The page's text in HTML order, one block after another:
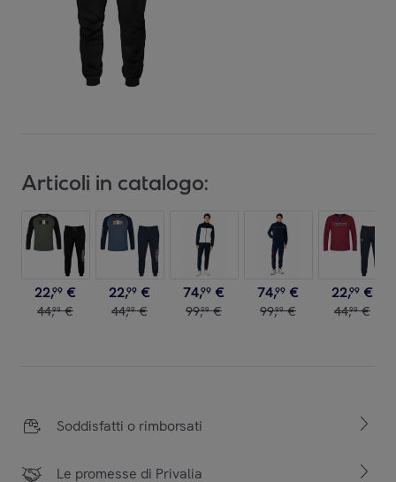
Articoli in catalogo:
22,99 €
44,99 €
22,99 €
44,99 €
74,99 €
99,99 €
74,99 €
99,99 €
22,99 €
44,99 €
Soddisfatti o rimborsati
Le promesse di Privalia